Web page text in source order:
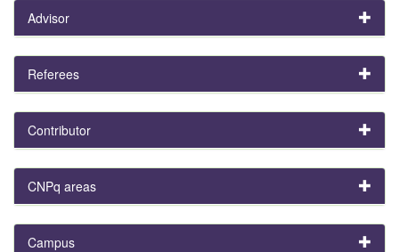
Advisor
Referees
Contributor
CNPq areas
Campus